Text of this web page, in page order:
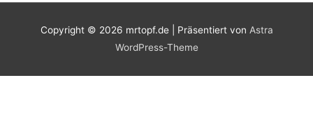
Copyright © 2026 mrtopf.de| Präsentiert von Astra
WordPress-Theme